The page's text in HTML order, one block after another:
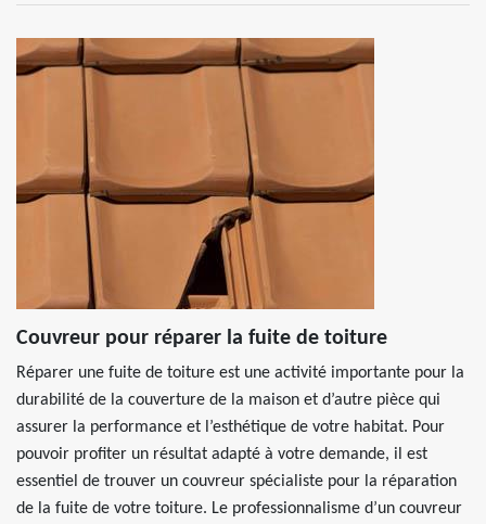
Couvreur pour réparer la fuite de toiture
Réparer une fuite de toiture est une activité importante pour la
durabilité de la couverture de la maison et d’autre pièce qui
assurer la performance et l’esthétique de votre habitat. Pour
pouvoir profiter un résultat adapté à votre demande, il est
essentiel de trouver un couvreur spécialiste pour la réparation
de la fuite de votre toiture. Le professionnalisme d’un couvreur